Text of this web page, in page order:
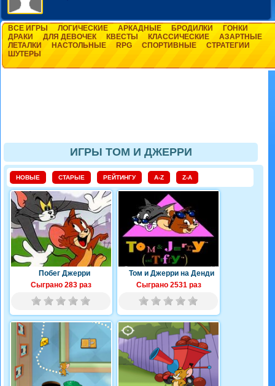
ВСЕ ИГРЫ ЛОГИЧЕСКИЕ АРКАДНЫЕ БРОДИЛКИ
ГОНКИ
ДРАКИ
ДЛЯ ДЕВОЧЕК КВЕСТЫ КЛАССИЧЕСКИЕ
АЗАРТНЫЕ
ЛЕТАЛКИ
НАСТОЛЬНЫЕ RPG СПОРТИВНЫЕ
СТРАТЕГИИ
ШУТЕРЫ
ИГРЫ ТОМ И ДЖЕРРИ
НОВЫЕ СТАРЫЕ РЕЙТИНГУ A-Z Z-A
Побег Джерри
Сыграно 283 раз
Том и Джерри на Денди
Сыграно 2531 раз